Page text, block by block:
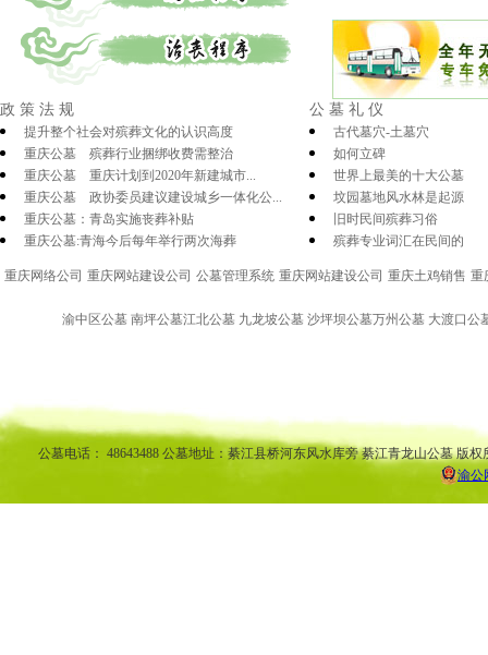
政策法规 公墓礼仪
提升整个社会对殡葬文化的认识高度
重庆公墓 殡葬行业捆绑收费需整治
重庆公墓 重庆计划到2020年新建城市...
重庆公墓 政协委员建议建设城乡一体化公...
重庆公墓：青岛实施丧葬补贴
重庆公墓:青海今后每年举行两次海葬
古代墓穴-土墓穴
如何立碑
世界上最美的十大公墓
坟园墓地风水林是起源
旧时民间殡葬习俗
殡葬专业词汇在民间的
重庆网络公司 重庆网站建设公司 公墓管理系统 重庆网站建设公司 重庆土鸡销售 重
渝中区公墓 南坪公墓江北公墓 九龙坡公墓 沙坪坝公墓万州公墓 大渡口
公墓电话： 48643488 公墓地址：綦江县桥河东风水库旁 綦江青龙山公墓 版
渝公